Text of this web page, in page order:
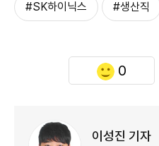
#SK하이닉스 #생산직
0
이성진 기자